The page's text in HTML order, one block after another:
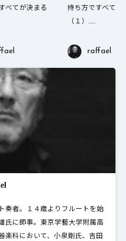
べてが決まる
持ち方ですべてが
（１）……
raffael
者。１４歳よりフルートを始
氏に師事。東京学藝大学附属高
楽科において、小泉剛氏、吉田